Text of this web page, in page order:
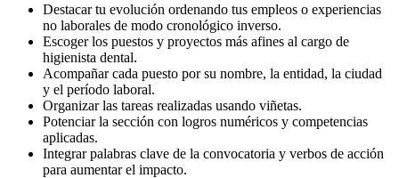
Destacar tu evolución ordenando tus empleos o experiencias
no laborales de modo cronológico inverso.
Escoger los puestos y proyectos más afines al cargo de
higienista dental.
Acompañar cada puesto por su nombre, la entidad, la ciudad
y el período laboral.
Organizar las tareas realizadas usando viñetas.
Potenciar la sección con logros numéricos y competencias
aplicadas.
Integrar palabras clave de la convocatoria y verbos de acción
para aumentar el impacto.